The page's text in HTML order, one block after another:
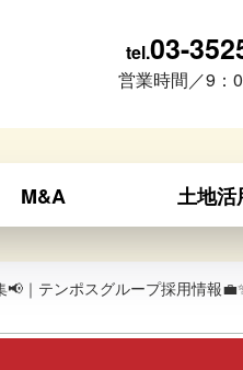
tel.03-
営業時間／9：
M&A 土地活
｜テンポスグループ採用情報